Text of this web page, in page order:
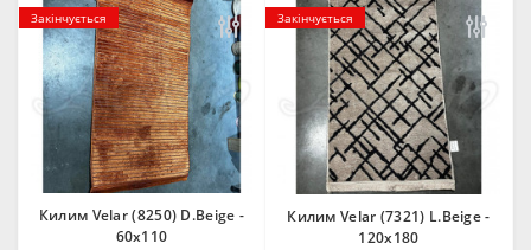
Закінчується
Килим Velar (8250) D.Beige -
60х110
Закінчується
Килим Velar (7321) L.Beige -
120х180